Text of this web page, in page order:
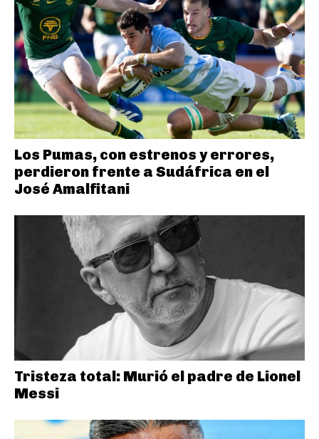
Los Pumas, con estrenos y errores,
perdieron frente a Sudáfrica en el
José Amalfitani
Tristeza total: Murió el padre de Lionel
Messi